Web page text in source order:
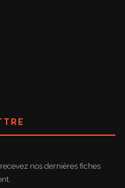
nos dernières fiches